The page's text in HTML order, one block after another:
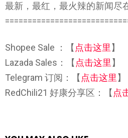
最新，最红，最火辣的新闻尽
Shopee Sale ：【点击这里】
Lazada Sales：【点击这里】
Telegram 订阅：【点击这里】
RedChili21 好康分享区：【点